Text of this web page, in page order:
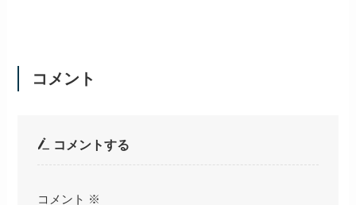
コメント
コメントする
コメント ※